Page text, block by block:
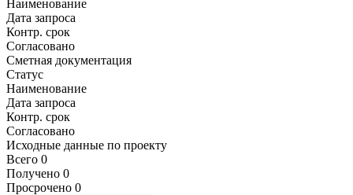
Наименование
Дата запроса
Контр. срок
Согласовано
Сметная документация
Статус
Наименование
Дата запроса
Контр. срок
Согласовано
Исходные данные по проекту
Всего 0
Получено 0
Просрочено 0